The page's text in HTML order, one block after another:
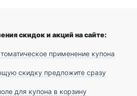
скидок и акций на сайте:
применение купона
скидку предложите сразу
для купона в корзину